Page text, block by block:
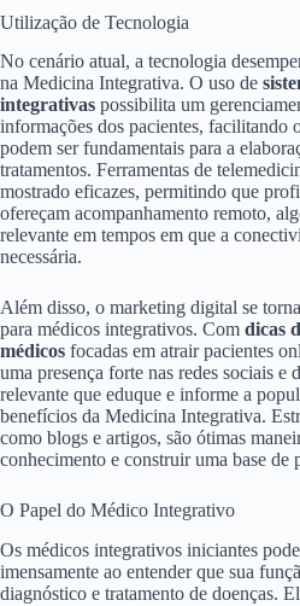
Utilização de Tecnologia
No cenário atual, a tecnologia
na Medicina Integrativa. O uso de
integrativas possibilita um
informações dos pacientes, facilitando
podem ser fundamentais para a
tratamentos. Ferramentas de
mostrado eficazes, permitindo que
ofereçam acompanhamento remoto,
relevante em tempos em que a
necessária.
Além disso, o marketing digital se
para médicos integrativos. Com dicas
médicos focadas em atrair pacientes
uma presença forte nas redes sociais e
relevante que eduque e informe a
benefícios da Medicina Integrativa.
como blogs e artigos, são ótimas
conhecimento e construir uma base de
O Papel do Médico Integrativo
Os médicos integrativos iniciantes
imensamente ao entender que sua
diagnóstico e tratamento de doenças.